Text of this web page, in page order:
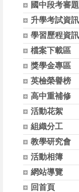
國中段考審
升學考試資訊
學習歷程資訊
檔案下載區
獎學金專區
英檢榮譽榜
高中重補修
活動花絮
組織分工
教學研究會
活動相簿
網站導覽
回首頁